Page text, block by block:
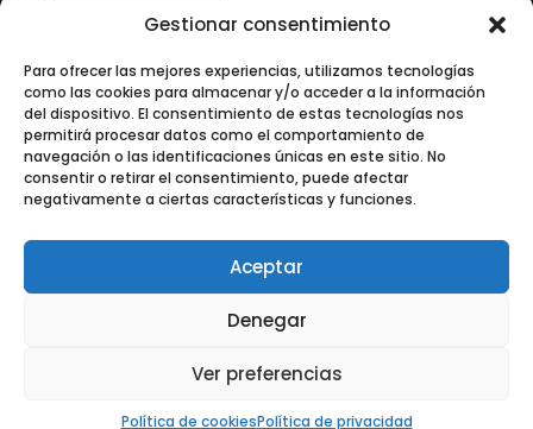
Gestionar consentimiento
Para ofrecer las mejores experiencias, utilizamos tecnologías
como las cookies para almacenar y/o acceder a la información
del dispositivo. El consentimiento de estas tecnologías nos
permitirá procesar datos como el comportamiento de
navegación o las identificaciones únicas en este sitio. No
consentir o retirar el consentimiento, puede afectar
negativamente a ciertas características y funciones.
Aceptar
Denegar
Ver preferencias
Política de cookiesPolítica de privacidad
Dirección: Avenida Las Retamas 50, 28922, Alcorcón
Teléfono: +34 916 43 91 88
Correo electrónico: info@tonerurgente.com
© Copyright - Tonerurgente All Rights Reserved.
no se completará ningún pedido.Descartar